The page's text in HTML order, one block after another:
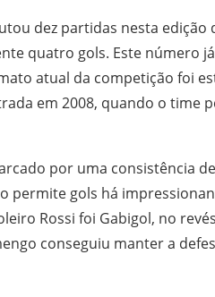
dez partidas nesta edição
quatro gols. Este número
atual da competição foi
em 2008, quando o time
por uma consistência
permite gols há
Rossi foi Gabigol, no
conseguiu manter a